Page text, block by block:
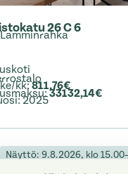
26 C 6
kk:811,76€
:33132,14€
:2025
Näyttö: 9.8.2026, klo